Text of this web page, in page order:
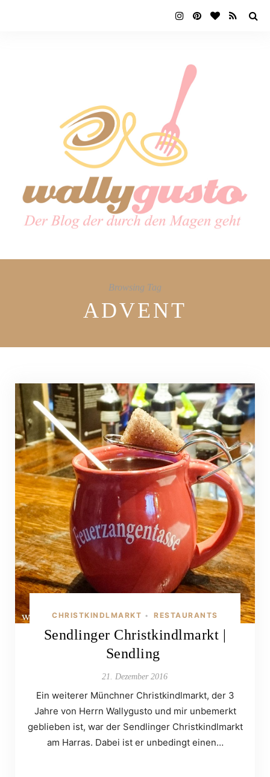
Browsing Tag
ADVENT
CHRISTKINDLMARKT • RESTAURANTS
Sendlinger Christkindlmarkt |
Sendling
21. Dezember 2016
Ein weiterer Münchner Christkindlmarkt, der 3
Jahre von Herrn Wallygusto und mir unbemerkt
geblieben ist, war der Sendlinger Christkindlmarkt
am Harras. Dabei ist er unbedingt einen…